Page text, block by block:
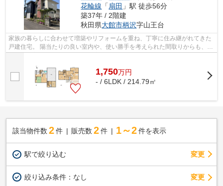
花輪線 「 扇田 」駅 徒歩56分
築37年 / 2階建
秋田県大館市柄沢字山王台
家族の暮らしに合わせて増築やリフォームを重ね、丁寧に住み継がれてきた
戸建住宅。 陽当たりの良い室内や、使い勝手を考えられた間取りからも、売
1,750万円
- / 6LDK / 214.79㎡
該当物件数 2件 販売数 2 件 1～2 件を表示
駅で絞り込む 変更
絞り込み条件： なし 変更